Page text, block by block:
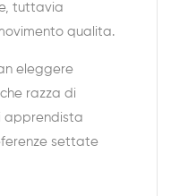
tuttavia
qualita.
eleggere
razza di
apprendista
settate